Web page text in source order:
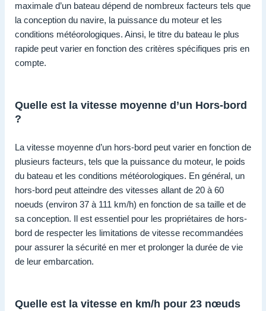
maximale d’un bateau dépend de nombreux facteurs tels que
la conception du navire, la puissance du moteur et les
conditions météorologiques. Ainsi, le titre du bateau le plus
rapide peut varier en fonction des critères spécifiques pris en
compte.
Quelle est la vitesse moyenne d’un Hors-bord
?
La vitesse moyenne d’un hors-bord peut varier en fonction de
plusieurs facteurs, tels que la puissance du moteur, le poids
du bateau et les conditions météorologiques. En général, un
hors-bord peut atteindre des vitesses allant de 20 à 60
noeuds (environ 37 à 111 km/h) en fonction de sa taille et de
sa conception. Il est essentiel pour les propriétaires de hors-
bord de respecter les limitations de vitesse recommandées
pour assurer la sécurité en mer et prolonger la durée de vie
de leur embarcation.
Quelle est la vitesse en km/h pour 23 nœuds